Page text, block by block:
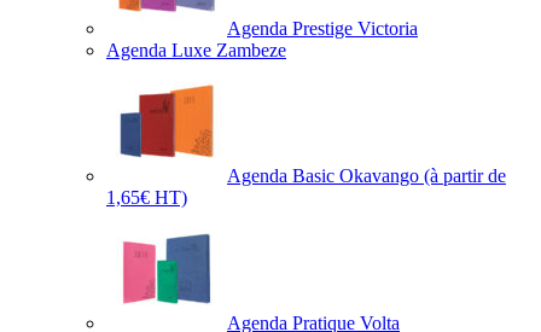
Agenda Prestige Victoria
Agenda Luxe Zambeze
Agenda Basic Okavango (à partir de
1,65€ HT)
Agenda Pratique Volta